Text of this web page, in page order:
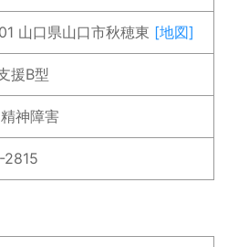
山口県山口市秋穂東 [地図]
援B型
神障害